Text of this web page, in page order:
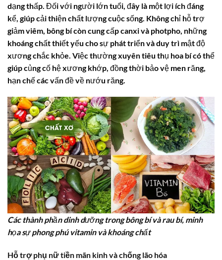
dạng thấp. Đối với người lớn tuổi, đây là một lợi ích đáng
kể, giúp cải thiện chất lượng cuộc sống. Không chỉ hỗ trợ
giảm viêm, bông bícòn cung cấp canxi và photpho, những
khoáng chất thiết yếu cho sự phát triển và duy trì mật độ
xương chắc khỏe. Việc thường xuyên tiêu thụ hoa bícó thể
giúp củng cố hệ xương khớp, đồng thời bảo vệ men răng,
hạn chế các vấn đề về nướu răng.
Các thành phần dinh dưỡng trong bông bí và rau bí, minh
họa sự phong phú vitamin và khoáng chất
Hỗ trợ phụ nữ tiền mãn kinh và chống lão hóa